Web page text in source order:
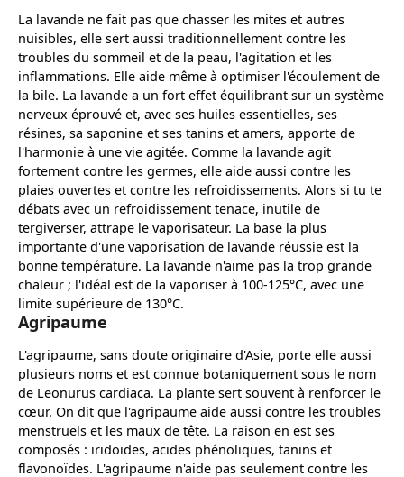
La lavande ne fait pas que chasser les mites et autres
nuisibles, elle sert aussi traditionnellement contre les
troubles du sommeil et de la peau, l'agitation et les
inflammations. Elle aide même à optimiser l'écoulement de
la bile. La lavande a un fort effet équilibrant sur un système
nerveux éprouvé et, avec ses huiles essentielles, ses
résines, sa saponine et ses tanins et amers, apporte de
l'harmonie à une vie agitée. Comme la lavande agit
fortement contre les germes, elle aide aussi contre les
plaies ouvertes et contre les refroidissements. Alors si tu te
débats avec un refroidissement tenace, inutile de
tergiverser, attrape le vaporisateur. La base la plus
importante d'une vaporisation de lavande réussie est la
bonne température. La lavande n'aime pas la trop grande
chaleur ; l'idéal est de la vaporiser à 100-125°C, avec une
limite supérieure de 130°C.
Agripaume
L'agripaume, sans doute originaire d'Asie, porte elle aussi
plusieurs noms et est connue botaniquement sous le nom
de Leonurus cardiaca. La plante sert souvent à renforcer le
cœur. On dit que l'agripaume aide aussi contre les troubles
menstruels et les maux de tête. La raison en est ses
composés : iridoïdes, acides phénoliques, tanins et
flavonoïdes. L'agripaume n'aide pas seulement contre les